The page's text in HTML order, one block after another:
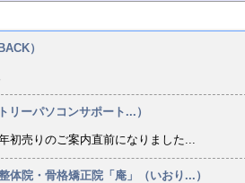
）
ーパソコンサポート...）
初売りのご案内直前になりました...
院・骨格矯正院「庵」（いおり...）